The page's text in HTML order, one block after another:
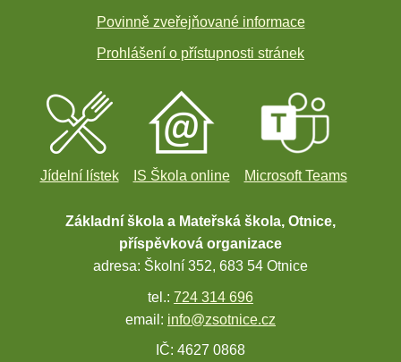
Povinně zveřejňované informace
Prohlášení o přístupnosti stránek
Jídelní lístek IS Škola online Microsoft Teams
Základní škola a Mateřská škola, Otnice,
příspěvková organizace
adresa: Školní 352, 683 54 Otnice
tel.: 724 314 696
email: info@zsotnice.cz
IČ: 4627 0868